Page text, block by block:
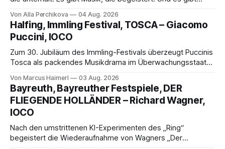
Genau so war der Abend im Kurhaus Wiesbaden, an dem
Johannes Brahms’ Erstes Klavierkonzert d-Moll op. 15 mit
Daniil
Von Alla Perchikova 04 Aug. 2026
Halfing, Immling Festival, TOSCA – Giacomo
Puccini, IOCO
Zum 30. Jubiläum des Immling-Festivals überzeugt Puccinis
Tosca als packendes Musikdrama im Überwachungsstaat
spannend und werkgetreu, getragen von starken Solisten,
eindrucksvollen Projektionen und einer klangvollen
musikalischen Leitung.
Von Marcus Haimerl 03 Aug. 2026
Bayreuth, Bayreuther Festspiele, DER
FLIEGENDE HOLLÄNDER – Richard Wagner,
IOCO
Nach den umstrittenen KI-Experimenten des „Ring“
begeistert die Wiederaufnahme von Wagners „Der